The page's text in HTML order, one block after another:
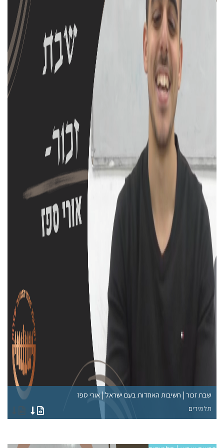
שבת זכור | חשיבות האחדות בעם ישראל | אורי ספז
תלמידים